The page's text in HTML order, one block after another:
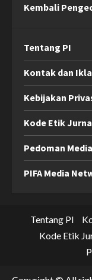
Kembali
Tentang PI
Kontak dan
Kebijakan
Kode Etik
Pedoman
PIFA Media
Tentang PI
Kode Etik